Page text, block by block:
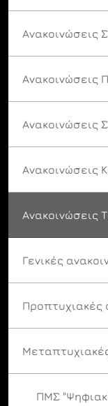
Ανακοινώσεις
Ανακοινώσεις
Ανακοινώσεις
Ανακοινώσεις
Ανακοινώσεις
Γενικές
Προπτυχιακές
ΠΜΣ